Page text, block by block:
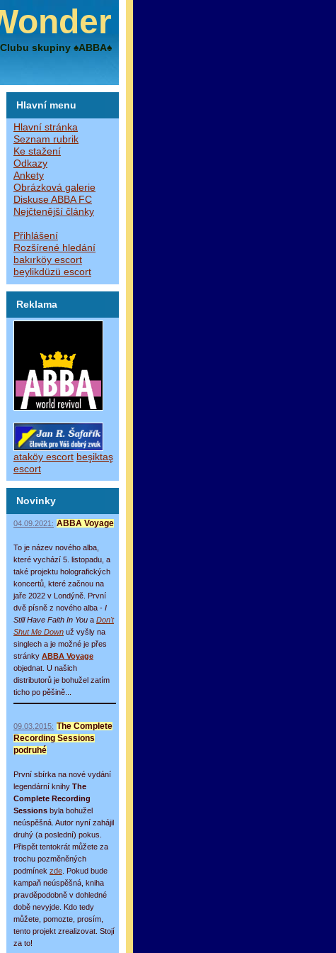
skupiny ♠ABBA♠
Hlavní menu
Hlavní stránka
Seznam rubrik
Ke stažení
Odkazy
Ankety
Obrázková galerie
Diskuse ABBA FC
Nejčtenější články
Přihlášení
Rozšírené hledání
bakırköy escort
beylikdüzü escort
Reklama
ataköy escort beşiktaş
escort
Novinky
04.09.2021: ABBA Voyage
To je název nového alba,
které vychází 5. listopadu, a
také projektu holografických
koncertů, které začnou na
jaře 2022 v Londýně. První
dvě písně z nového alba - I
Still Have Faith In You a Don't
Shut Me Down už vyšly na
singlech a je možné je přes
stránky ABBA Voyage
objednat. U našich
distributorů je bohužel zatím
ticho po pěšině...
09.03.2015: The Complete
Recording Sessions
podruhé
První sbírka na nové vydání
legendární knihy The
Complete Recording
Sessions byla bohužel
neúspěšná. Autor nyní zahájil
druhý (a poslední) pokus.
Přispět tentokrát můžete za
trochu pozměněných
podmínek zde . Pokud bude
kampaň neúspěšná, kniha
pravděpodobně v dohledné
době nevyjde. Kdo tedy
můžete, pomozte, prosím,
tento projekt zrealizovat. Stojí
za to!